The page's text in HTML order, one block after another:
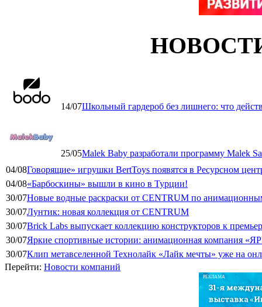
14/07Школьный гардероб без лишнего: что
25/05Malek Baby разработали программу Malek
04/08Говорящие» игрушки BertToys появятся в Ресурсном
04/08«Барбоскины» вышли в кино в Турции!
30/07Новые водные раскраски от CENTRUM по
30/07Лунтик: новая коллекция от CENTRUM
30/07Brick Labs выпускает коллекцию конструкторов к
30/07Яркие спортивные истории: анимационная компания
30/07Клип метавселенной Технолайк «Лайк мечты» уже на
Перейти: Новости компаний
РЕКЛАМА